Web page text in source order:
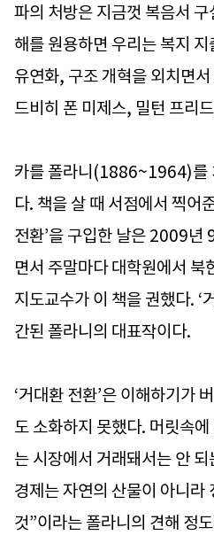
파의 처방은 지금껏 복음서
해를 원용하면 우리는 복지
유연화, 구조 개혁을 외치면
드비히 폰 미제스, 밀턴 프리
카를 폴라니(1886~1964)를
다. 책을 살 때 서점에서 찍어
전환’을 구입한 날은 2009년
면서 주말마다 대학원에서 북
지도교수가 이 책을 권했다. ‘
간된 폴라니의 대표작이다.
‘거대환 전환’은 이해하기가
도 소화하지 못했다. 머릿속
는 시장에서 거래돼서는 안
경제는 자연의 산물이 아니라
것”이라는 폴라니의 견해 정